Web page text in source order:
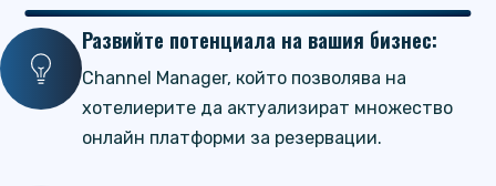
Развийте потенциала на вашия бизнес:
Channel Manager, който позволява на
хотелиерите да актуализират множество
онлайн платформи за резервации.